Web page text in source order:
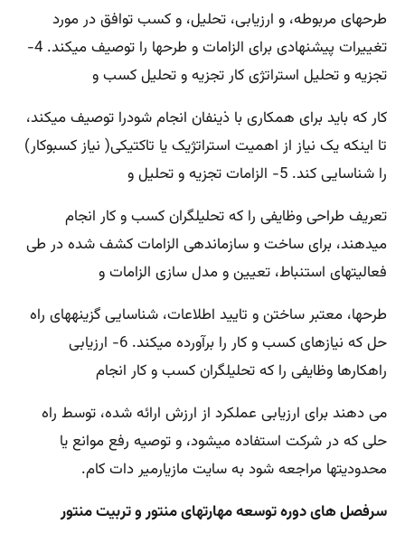
طرحهای مربوطه، و ارزیابی، تحلیل، و کسب توافق در مورد
تغییرات پیشنهادی برای الزامات و طرحها را توصیف میکند. 4-
تجزیه و تحلیل استراتژی کار تجزیه و تحلیل کسب و
کار که باید برای همکاری با ذینفان انجام شودرا توصیف میکند،
تا اینکه یک نیاز از اهمیت استراتژیک یا تاکتیکی( نیاز کسبوکار)
را شناسایی کند. 5- الزامات تجزیه و تحلیل و
تعریف طراحی وظایفی را که تحلیلگران کسب و کار انجام
می‎دهند، برای ساخت و سازماندهی الزامات کشف شده در طی
فعالیتهای استنباط، تعیین و مدل سازی الزامات و
طرحها، معتبر ساختن و تایید اطلاعات، شناسایی گزینههای راه
حل که نیازهای کسب و کار را برآورده میکند. 6- ارزیابی
راهکارها وظایفی را که تحلیلگران کسب و کار انجام
می دهند برای ارزیابی عملکرد از ارزش ارائه شده، توسط راه
حلی که در شرکت استفاده میشود، و توصیه رفع موانع یا
محدودیتها مراجعه شود به سایت مازیارمیر دات کام.
سرفصل های دوره توسعه مهارتهای منتور و تربیت منتور